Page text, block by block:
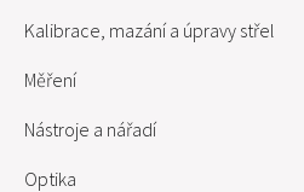
Kalibrace, mazání a úpravy střel
Měření
Nástroje a nářadí
Optika